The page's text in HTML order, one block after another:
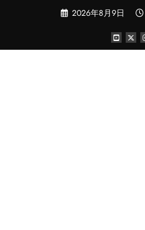
ツ
2026年8月9日